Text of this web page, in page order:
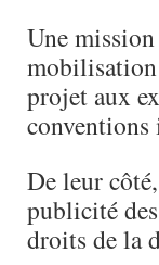
Une
projet aux
conventions
De leur
publicité
droits de la